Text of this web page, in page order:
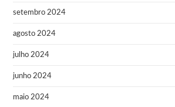
setembro 2024
agosto 2024
julho 2024
junho 2024
maio 2024